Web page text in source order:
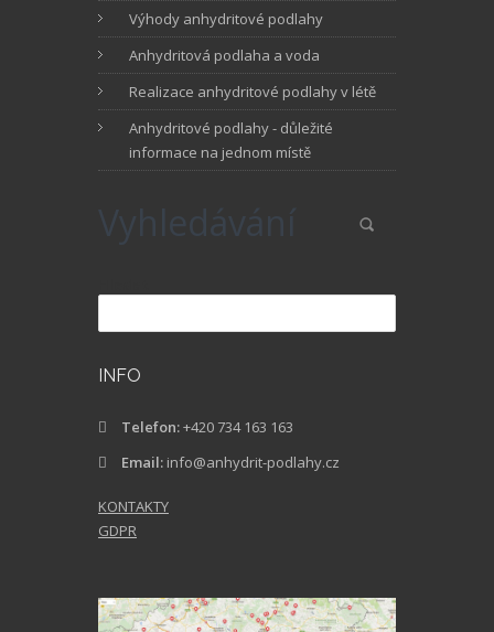
Výhody anhydritové podlahy
Anhydritová podlaha a voda
Realizace anhydritové podlahy v létě
Anhydritové podlahy - důležité
informace na jednom místě
Vyhledávání
INFO
Telefon:+420 734 163 163
Email: info@anhydrit-podlahy.cz
KONTAKTY
GDPR